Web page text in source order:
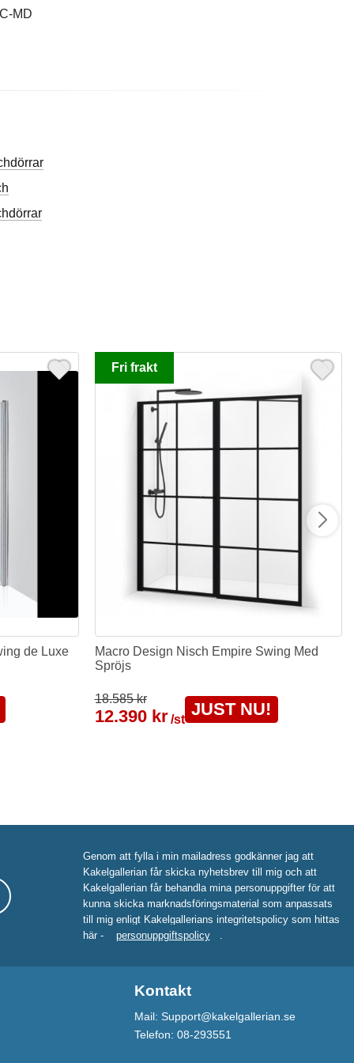
MD
de Luxe
Macro Design Nisch Empire Swing Med
Spröjs
18.585 kr
12.390 kr /st
JUST NU!
Fri frakt
Genom att fylla i min mailadress godkänner jag att
Kakelgallerian får skicka nyhetsbrev till mig och att
Kakelgallerian får behandla mina personuppgifter för att
kunna skicka marknadsföringsmaterial som anpassats
till mig enligt Kakelgallerians integritetspolicy som hittas
här -
personuppgiftspolicy
Kontakt
Mail: Support@kakelgallerian.se
Telefon: 08-293551